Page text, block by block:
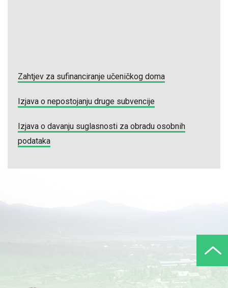
Zahtjev za sufinanciranje učeničkog doma
Izjava o nepostojanju druge subvencije
Izjava o davanju suglasnosti za obradu osobnih
podataka